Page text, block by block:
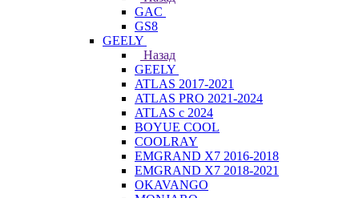
GAC
GS8
GEELY
Назад
GEELY
ATLAS 2017-2021
ATLAS PRO 2021-2024
ATLAS с 2024
BOYUE COOL
COOLRAY
EMGRAND X7 2016-2018
EMGRAND X7 2018-2021
OKAVANGO